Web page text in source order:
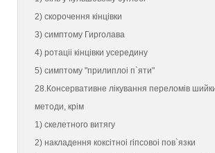
2) скорочення кiнцiвки
3) симптому Гирголава
4) ротацii кiнцiвки усередину
5) симптому "прилиплоi п`яти"
28.Консервативне лiкування переломiв
методи, крiм
1) скелетного витягу
2) накладення коксiтноi гiпсовоi пов`язки